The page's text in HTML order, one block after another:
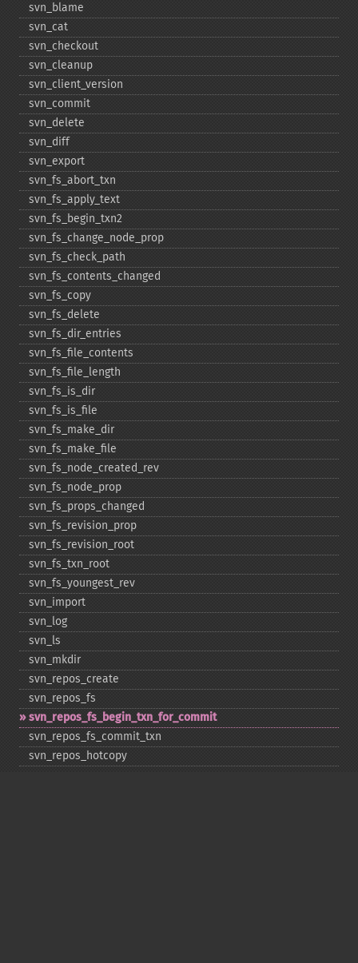
svn_​blame
svn_​cat
svn_​checkout
svn_​cleanup
svn_​client_​version
svn_​commit
svn_​delete
svn_​diff
svn_​export
svn_​fs_​abort_​txn
svn_​fs_​apply_​text
svn_​fs_​begin_​txn2
svn_​fs_​change_​node_​prop
svn_​fs_​check_​path
svn_​fs_​contents_​changed
svn_​fs_​copy
svn_​fs_​delete
svn_​fs_​dir_​entries
svn_​fs_​file_​contents
svn_​fs_​file_​length
svn_​fs_​is_​dir
svn_​fs_​is_​file
svn_​fs_​make_​dir
svn_​fs_​make_​file
svn_​fs_​node_​created_​rev
svn_​fs_​node_​prop
svn_​fs_​props_​changed
svn_​fs_​revision_​prop
svn_​fs_​revision_​root
svn_​fs_​txn_​root
svn_​fs_​youngest_​rev
svn_​import
svn_​log
svn_​ls
svn_​mkdir
svn_​repos_​create
svn_​repos_​fs
svn_​repos_​fs_​begin_​txn_​for_​commit
svn_​repos_​fs_​commit_​txn
svn_​repos_​hotcopy